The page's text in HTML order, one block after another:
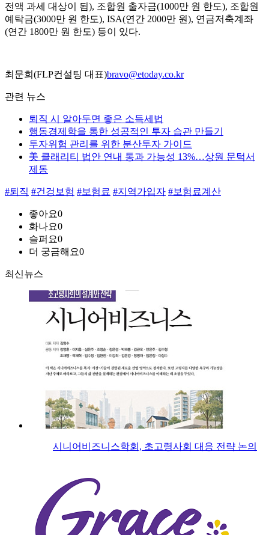
전액 과세 대상이 됨), 조합원 출자금(1000만 원 한도), 조합원
예탁금(3000만 원 한도), ISA(연간 2000만 원), 연금저축계좌
(연간 1800만 원 한도) 등이 있다.
최문희(FLP컨설팅 대표)bravo@etoday.co.kr
관련 뉴스
퇴직 시 알아두면 좋은 소득세법
행동경제학을 통한 성공적인 투자 습관 만들기
투자위험 관리를 위한 분산투자 가이드
美 클래리티 법안 연내 통과 가능성 13%…상원 문턱서
제동
#퇴직 #건겅보험 #보험료 #지역가입자 #보험료계산
좋아요0
화나요0
슬퍼요0
더 궁금해요0
최신뉴스
시니어비즈니스학회, 초고령사회 대응 전략 논의